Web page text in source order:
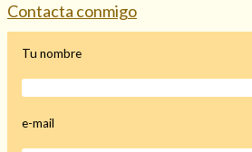
Mis libros favoritos
¿Qué es el tarot?
Contacta conmigo
Tu nombre
e-mail